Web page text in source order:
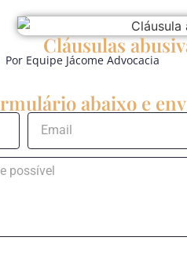
Cláusulas
Por Equipe Jácome Advocacia
abaixo e